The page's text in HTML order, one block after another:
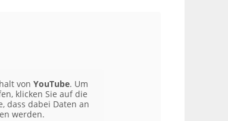
von YouTube. Um
klicken Sie auf die
dass dabei Daten an
werden.